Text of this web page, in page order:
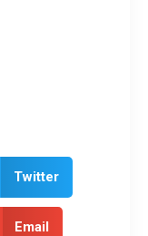
Twitter
Email